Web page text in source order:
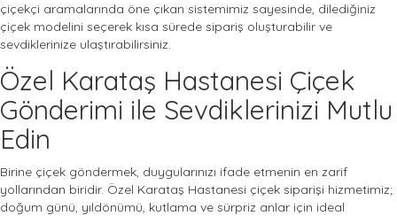
çiçekçi aramalarında öne çıkan sistemimiz sayesinde, dilediğiniz
çiçek modelini seçerek kısa sürede sipariş oluşturabilir ve
sevdiklerinize ulaştırabilirsiniz.
Özel Karataş Hastanesi Çiçek
Gönderimi ile Sevdiklerinizi Mutlu
Edin
Birine çiçek göndermek, duygularınızı ifade etmenin en zarif
yollarından biridir. Özel Karataş Hastanesi çiçek siparişi hizmetimiz;
doğum günü, yıldönümü, kutlama ve sürpriz anlar için ideal